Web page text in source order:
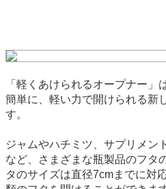
「軽くあけられるオープナー」
簡単に、軽い力で開けられる新
す。
ジャムやハチミツ、サプリメン
など、さまざまな瓶製品のフタ
タのサイズは直径7cmまでに対